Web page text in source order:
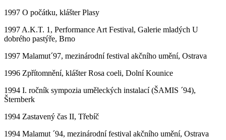
1997 O počátku, klášter Plasy
1997 A.K.T. 1, Performance Art Festival, Galerie mladých U
dobrého pastýře, Brno
1997 Malamut´97, mezinárodní festival akčního umění, Ostrava
1996 Zpřítomnění, klášter Rosa coeli, Dolní Kounice
1994 I. ročník sympozia uměleckých instalací (ŠAMIS ´94),
Šternberk
1994 Zastavený čas II, Třebíč
1994 Malamut ´94, mezinárodní festival akčního umění, Ostrava